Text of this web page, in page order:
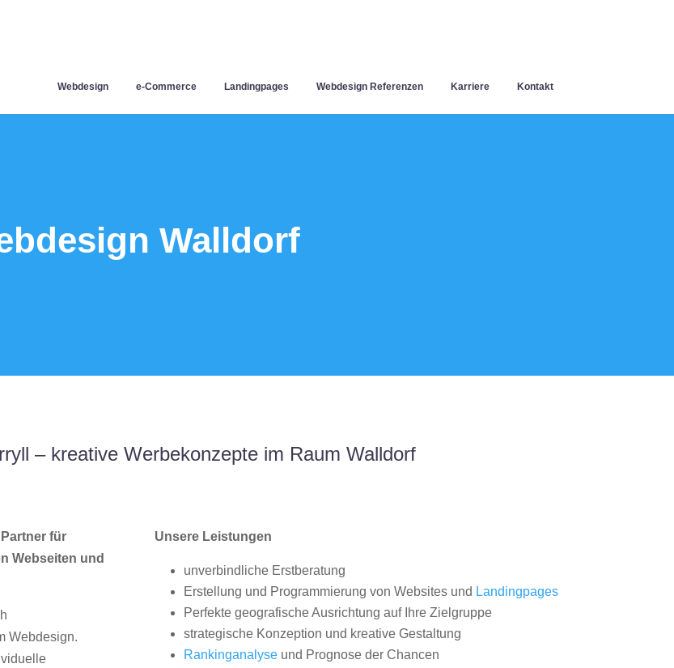
Webdesign e-Commerce Landingpages Webdesign Referenzen Karriere Kontakt
Walldorf
– kreative Werbekonzepte im Raum Walldorf
für
Webseiten und
Webdesign.
Unsere Leistungen
unverbindliche Erstberatung
Erstellung und Programmierung von Websites und Landingpages
Perfekte geografische Ausrichtung auf Ihre Zielgruppe
strategische Konzeption und kreative Gestaltung
Rankinganalyseund Prognose der Chancen